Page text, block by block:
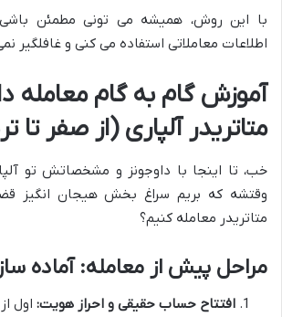
با این روش، همیشه می تونی مطمئن باشی
اطلاعات معاملاتی استفاده می کنی و غافلگیر
آموزش گام به گام معامله
متاتریدر آلپاری (از صفر تا
خب، تا اینجا با داوجونز و مشخصاتش تو
وقتشه که بریم سراغ بخش هیجان انگیز
متاتریدر معامله کنیم؟
مراحل پیش از معامله: آماده
افتتاح حساب حقیقی و احراز هویت: اول